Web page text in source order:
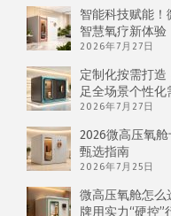
智能科技赋能！
智慧氧疗新体验
2026年7月27日
定制化按需打造
足全场景个性化
2026年7月27日
2026微高压氧
甄选指南
2026年7月25日
微高压氧舱怎么
牌用实力“硬控”